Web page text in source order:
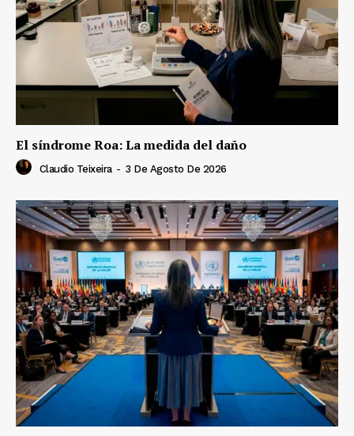
El síndrome Roa: La medida del daño
Claudio Teixeira - 3 De Agosto De 2026